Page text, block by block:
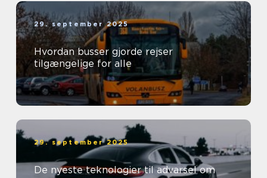
29. september 2025
Hvordan busser gjorde rejser
tilgængelige for alle
29. september 2025
De nyeste teknologier til advarsel om